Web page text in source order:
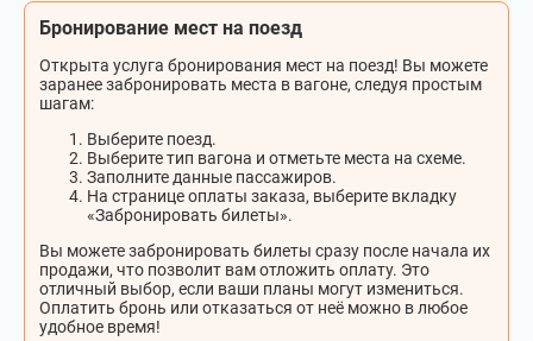
Бронирование мест на поезд
Открыта услуга бронирования мест на поезд! Вы можете
заранее забронировать места в вагоне, следуя простым
шагам:
Выберите поезд.
Выберите тип вагона и отметьте места на схеме.
Заполните данные пассажиров.
На странице оплаты заказа, выберите вкладку
«Забронировать билеты».
Вы можете забронировать билеты сразу после начала их
продажи, что позволит вам отложить оплату. Это
отличный выбор, если ваши планы могут измениться.
Оплатить бронь или отказаться от неё можно в любое
удобное время!